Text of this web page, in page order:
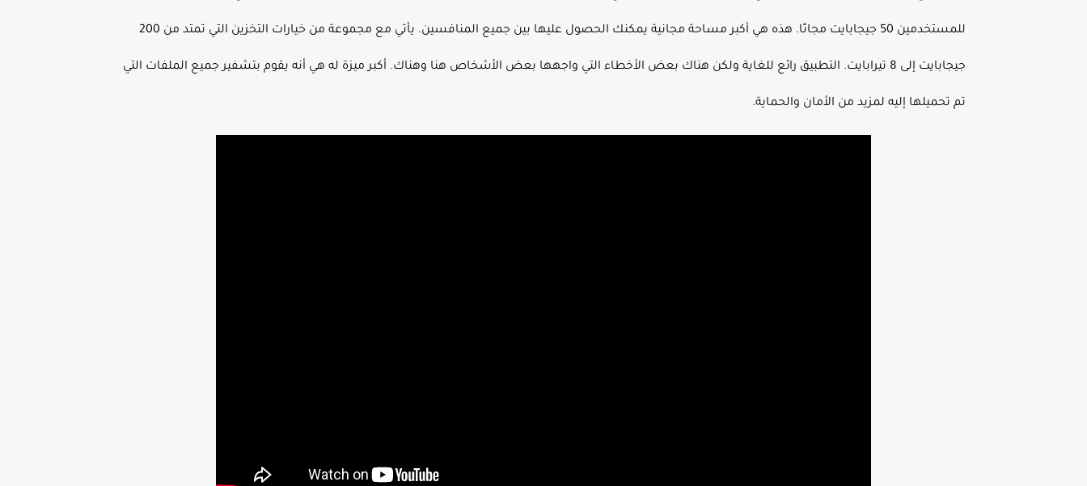
للمستخدمين 50 جيجابايت مجانًا. هذه هي أكبر مساحة مجانية يمكنك الحصول عليها بين جميع المنافسين. يأتي مع مجموعة من خيارات التخزين التي تمتد من 200
جيجابايت إلى 8 تيرابايت. التطبيق رائع للغاية ولكن هناك بعض الأخطاء التي واجهها بعض الأشخاص هنا وهناك. أكبر ميزة له هي أنه يقوم بتشفير جميع الملفات التي
تم تحميلها إليه لمزيد من الأمان والحماية.